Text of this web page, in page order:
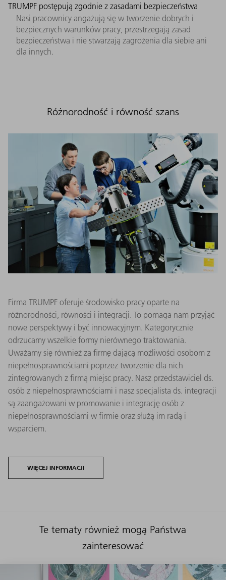
TRUMPF postępują zgodnie z zasadami bezpieczeństwa
Nasi pracownicy angażują się w tworzenie dobrych i
bezpiecznych warunków pracy, przestrzegają zasad
bezpieczeństwa i nie stwarzają zagrożenia dla siebie ani
dla innych.
Różnorodność i równość szans
Firma TRUMPF oferuje środowisko pracy oparte na
różnorodności, równości i integracji. To pomaga nam przyjąć
nowe perspektywy i być innowacyjnym. Kategorycznie
odrzucamy wszelkie formy nierównego traktowania.
Uważamy się również za firmę dającą możliwości osobom z
niepełnosprawnościami poprzez tworzenie dla nich
zintegrowanych z firmą miejsc pracy. Nasz przedstawiciel ds.
osób z niepełnosprawnościami i nasz specjalista ds. integracji
są zaangażowani w promowanie i integrację osób z
niepełnosprawnościami w firmie oraz służą im radą i
wsparciem.
WIĘCEJ INFORMACJI
Te tematy również mogą Państwa
zainteresować